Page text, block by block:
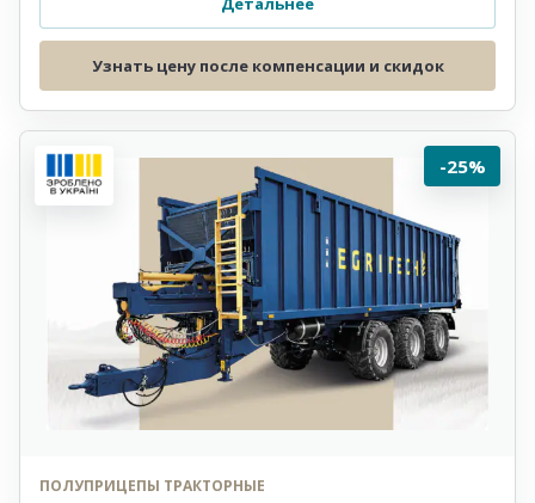
Узнать цену после компенсации и скидок
-25%
ПОЛУПРИЦЕПЫ ТРАКТОРНЫЕ